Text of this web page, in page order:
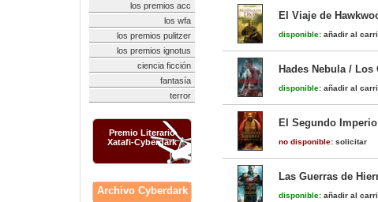
los premios acc
los wfa
los premios pulitzer
los premios ignotus
ciencia ficción
fantasía
terror
Premio Literario
Xatafi-Cyberdark
Archivo Cyberdark
El Viaje de
disponible: añadir al
Hades Nebula /
disponible: añadir al
El Segundo
no disponible: solicitar
Las Guerras de
disponible: añadir al